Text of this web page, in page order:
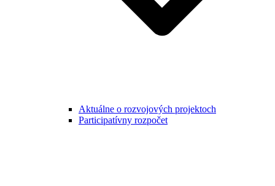
Aktuálne o rozvojových projektoch
Participatívny rozpočet